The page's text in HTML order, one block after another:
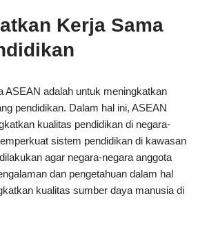
Kerja Sama
ASEAN adalah untuk meningkatkan
pendidikan. Dalam hal ini, ASEAN
kualitas pendidikan di negara-
sistem pendidikan di kawasan
agar negara-negara anggota
dan pengetahuan dalam hal
kualitas sumber daya manusia di